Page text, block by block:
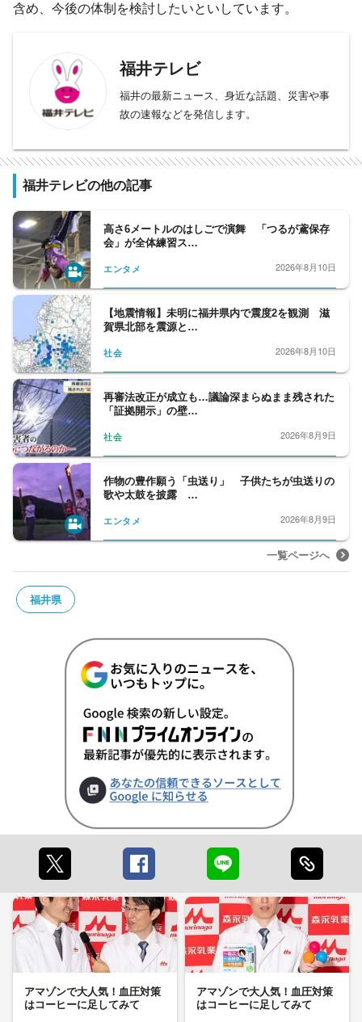
含め、今後の体制を検討したいといしています。
福井テレビ
福井の最新ニュース、身近な話題、災害や事
故の速報などを発信します。
福井テレビの他の記事
高さ6メートルのはしごで演舞 「つるが鳶保存
会」が全体練習ス…
エンタメ 2026年8月10日
【地震情報】未明に福井県内で震度2を観測 滋
賀県北部を震源と…
社会 2026年8月10日
再審法改正が成立も…議論深まらぬまま残された
「証拠開示」の壁…
社会 2026年8月9日
作物の豊作願う「虫送り」 子供たちが虫送りの
歌や太鼓を披露 …
エンタメ 2026年8月9日
一覧ページへ
福井県
アマゾンで大人気！血圧対策
はコーヒーに足してみて
アマゾンで大人気！血圧対策
はコーヒーに足してみて